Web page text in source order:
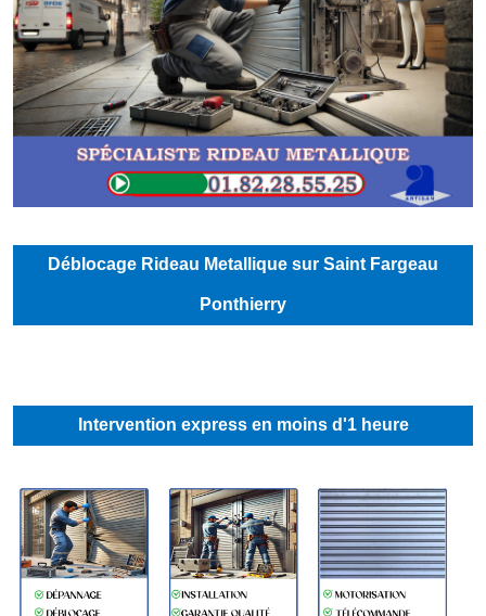
Déblocage Rideau Metallique sur Saint Fargeau
Ponthierry
Intervention express en moins d'1 heure